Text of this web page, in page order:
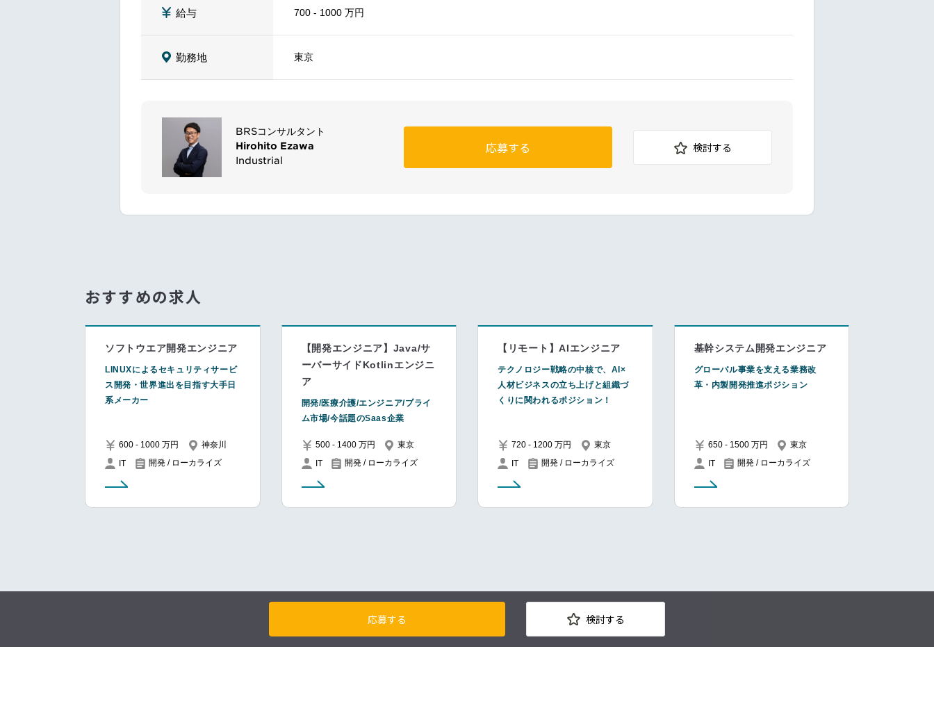
給与 700 - 1000 万円
勤務地 東京
BRSコンサルタント
Hirohito Ezawa
Industrial
応募する 検討する
おすすめの求人
ソフトウエア開発エンジニア
LINUXによるセキュリティサービ
ス開発・世界進出を目指す大手日
系メーカー
600 - 1000 万円
神奈川
IT
開発 / ローカライズ
【開発エンジニア】Java/サ
ーバーサイドKotlinエンジニ
ア
開発/医療介護/エンジニア/プライ
ム市場/今話題のSaas企業
500 - 1400 万円
東京
IT
開発 / ローカライズ
【リモート】AIエンジニア
テクノロジー戦略の中核で、AI×
人材ビジネスの立ち上げと組織づ
くりに関われるポジション！
720 - 1200 万円
東京
IT
開発 / ローカライズ
基幹システム開発エンジニア
グローバル事業を支える業務改
革・内製開発推進ポジション
650 - 1500 万円
東京
IT
開発 / ローカライズ
応募する 検討する